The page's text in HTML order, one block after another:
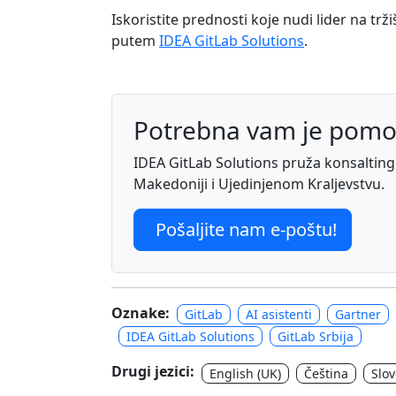
Iskoristite prednosti koje nudi lider na
putem IDEA GitLab Solutions.
Potrebna vam je
IDEA GitLab Solutions pruža
Makedoniji i Ujedinjenom Kraljevstvu.
Pošaljite nam e-poštu!
Oznake: GitLab AI asistenti
Gartner
IDEA GitLab Solutions
GitLab Srbija
Drugi jezici: English (UK) Čeština